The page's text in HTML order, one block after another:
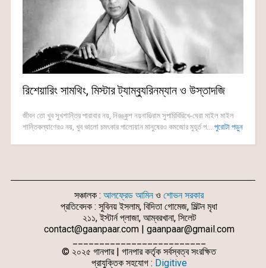
রিশেয়ারিং সামথিং, মিস্টার ট্যাম্ব্যুরিনম্যান ও উস্তাদজি
জীবন তো খুব সুখশান্তির পারাবার নয়, নিরঙ্কুশ নয়নাভিরাম সুপারিবিরিখে-ঘেরা মাইল মাইল
শান্তিকল্যাণেরও নয়, খুব ভালো চমৎকার পালোয়ান মানুষেরও কমজোর মুহূর্ত প... পুরোটা পড়ুন
সঞ্চালক : আলফ্রেড আমিনও শোভন সরকার
প্রতিবেদক : সুবিনয় ইসলাম, বিদিতা গোমেজ, মিল্টন মৃধা
২১১, ইস্টার্ন প্লাজা, আম্বরখানা, সিলেট
contact@gaanpaar.com | gaanpaar@gmail.com
© ২০২৫ গানপার | গানপার কর্তৃক সর্বস্বত্ব সংরক্ষিত
প্রাযুক্তিক সহযোগ : Digitive